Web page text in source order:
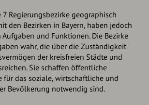
7 Regierungsbezirke geographisch
den Bezirken in Bayern, haben jedoch
und Funktionen. Die Bezirke
wahr, die über die Zuständigkeit
der kreisfreien Städte und
Sie schaffen öffentliche
für das soziale, wirtschaftliche und
Bevölkerung notwendig sind.